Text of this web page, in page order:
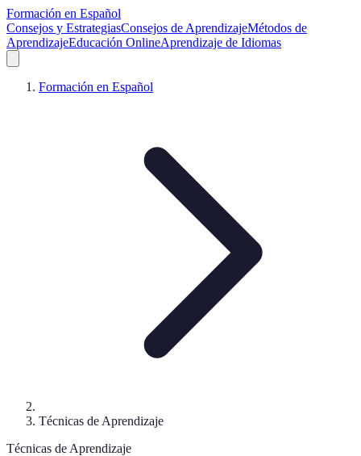
Formación en Español
Consejos y EstrategiasConsejos de AprendizajeMétodos de
AprendizajeEducación OnlineAprendizaje de Idiomas
Formación en Español
Técnicas de Aprendizaje
Técnicas de Aprendizaje